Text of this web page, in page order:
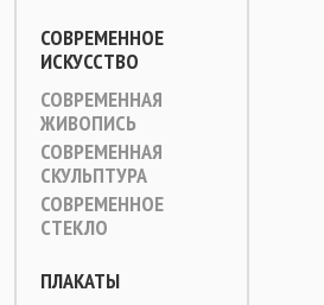
СОВРЕМЕННОЕ
ИСКУССТВО
СОВРЕМЕННАЯ
ЖИВОПИСЬ
СОВРЕМЕННАЯ
СКУЛЬПТУРА
СОВРЕМЕННОЕ
СТЕКЛО
ПЛАКАТЫ